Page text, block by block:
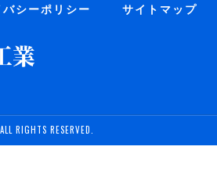
シーポリシー サイトマップ
RIGHTS RESERVED.